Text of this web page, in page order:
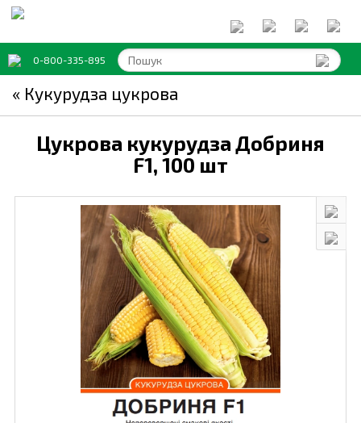
0-800-335-895
« Кукурудза цукрова
Цукрова кукурудза Добриня
F1, 100 шт